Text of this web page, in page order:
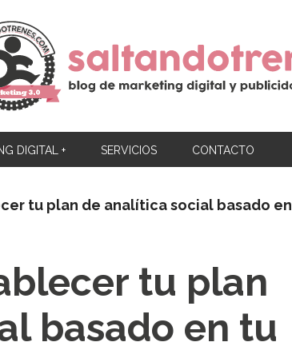
DIGITAL + SERVICIOS CONTACTO
tu plan de analítica social basado en
tu plan
basado en tu